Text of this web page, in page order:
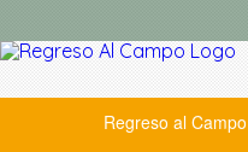
Regreso al Campo